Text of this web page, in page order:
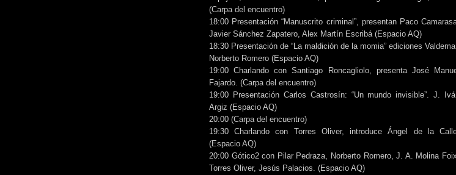
(Carpa del encuentro)
18:00 Presentación “Manuscrito criminal”, presentan Paco
Javier Sánchez Zapatero, Alex Martín Escribá (Espacio AQ)
18:30 Presentación de “La maldición de la momia” ediciones
Norberto Romero (Espacio AQ)
19:00 Charlando con Santiago Roncagliolo, presenta José
Fajardo. (Carpa del encuentro)
19:00 Presentación Carlos Castrosín: “Un mundo invisible”. J.
Argiz (Espacio AQ)
20:00 (Carpa del encuentro)
19:30 Charlando con Torres Oliver, introduce Ángel de la
(Espacio AQ)
20:00 Gótico2 con Pilar Pedraza, Norberto Romero, J. A. Molina Foix,
Torres Oliver, Jesús Palacios. (Espacio AQ)